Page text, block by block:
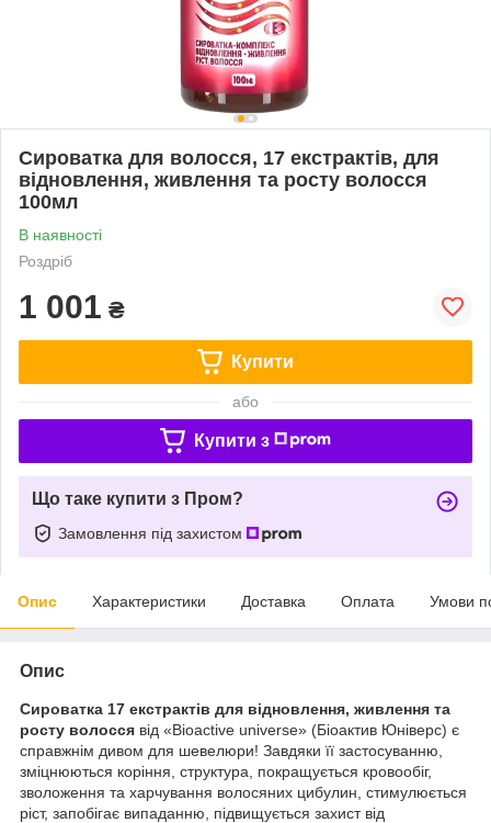
Сироватка для волосся, 17 екстрактів, для
відновлення, живлення та росту волосся
100мл
В наявності
Роздріб
1 001 ₴
Купити
або
Купити з
Що таке купити з Пром?
Замовлення під захистом
Опис Характеристики Доставка Оплата Умови
Опис
Сироватка 17 екстрактів для відновлення, живлення та
росту волосся від «Bioactive universe» (Біоактив Юніверс) є
справжнім дивом для шевелюри! Завдяки її застосуванню,
зміцнюються коріння, структура, покращується кровообіг,
зволоження та харчування волосяних цибулин, стимулюється
ріст, запобігає випаданню, підвищується захист від